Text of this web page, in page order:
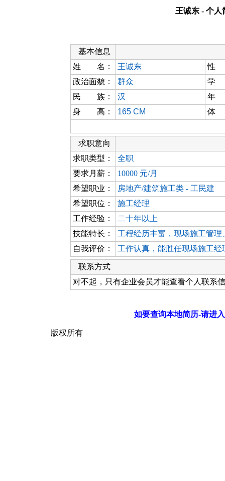
王诚东 - 个人
基本信息
姓 名：
王诚东
性
政治面貌：
群众
学
民 族：
汉
年
身 高：
165 CM 体
求职意向
求职类型：
全职
要求月薪：
10000 元/月
希望职业：
房地产/建筑施工类 - 工民建
希望职位：
施工经理
工作经验：
二十年以上
技能特长：
工程经历丰富，现场施工管
自我评价：
工作认真，能胜任现场施工经
联系方式
对不起，只有企业会员才能查看个人联系
如要查询本地简历-请进
版权所有